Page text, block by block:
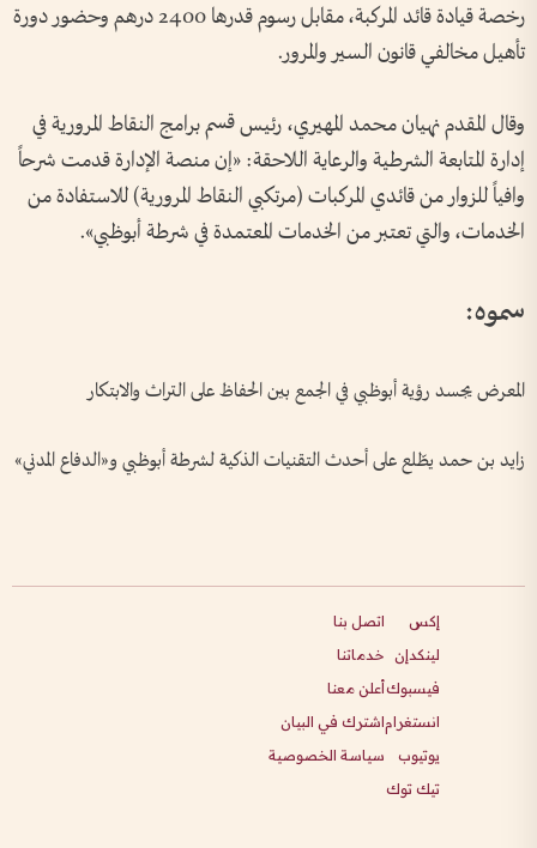
رخصة قيادة قائد المركبة، مقابل رسوم قدرها 2400 درهم وحضور دورة
تأهيل مخالفي قانون السير والمرور.
وقال المقدم نهيان محمد المهيري، رئيس قسم برامج النقاط المرورية في
إدارة المتابعة الشرطية والرعاية اللاحقة: «إن منصة الإدارة قدمت شرحاً
وافياً للزوار من قائدي المركبات (مرتكبي النقاط المرورية) للاستفادة من
الخدمات، والتي تعتبر من الخدمات المعتمدة في شرطة أبوظبي».
سموه:
المعرض يجسد رؤية أبوظبي في الجمع بين الحفاظ على التراث والابتكار
زايد بن حمد يطّلع على أحدث التقنيات الذكية لشرطة أبوظبي و«الدفاع المدني»
إكس
لينكدإن
فيسبوك
انستغرام
يوتيوب
تيك توك
اتصل بنا
خدماتنا
أعلن معنا
اشترك في البيان
سياسة الخصوصية